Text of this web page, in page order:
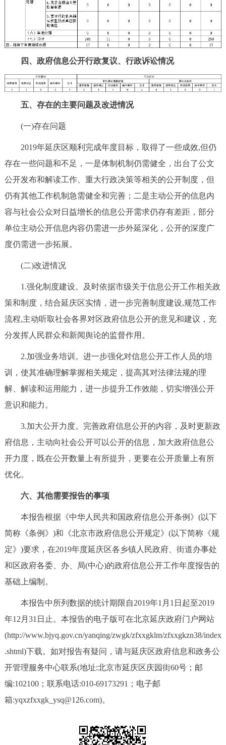
四、政府信息公开行政复议、行政诉讼情况
五、存在的主要问题及改进情况
(一)存在问题
2019年延庆区顺利完成年度目标，取得了一些成效,但仍
存在一些问题和不足，一是体制机制仍需健全，出台了公文
公开发布和解读工作、重大行政决策等相关的公开制度，但
仍有其他工作机制急需健全和完善；二是主动公开的信息内
容与社会公众对日益增长的信息公开需求仍存有差距，部分
单位主动公开信息内容仍需进一步外延深化，公开的深度广
度仍需进一步拓展。
(二)改进情况
1.强化制度建设。及时依据市级关于信息公开工作相关政
策和制度，结合延庆区实情，进一步完善制度建设,规范工作
流程,主动听取社会各界对区政府信息公开的意见和建议，充
分发挥人民群众和新闻舆论的监督作用。
2.加强业务培训。进一步强化对信息公开工作人员的培
训，使其准确理解掌握相关规定，提高其对法律法规的理
解、解读和运用能力，进一步提升工作效能，切实增强公开
意识和能力。
3.加大公开力度。完善政府信息公开的内容，及时更新政
府信息，主动向社会公开可以公开的信息，加大政府信息公
开力度，既在公开数量上有所提升，更要在公开质量上有所
优化。
六、其他需要报告的事项
本报告根据《中华人民共和国政府信息公开条例》(以下
简称《条例》)和《北京市政府信息公开规定》(以下简称《规
定》)要求，在2019年度延庆区各乡镇人民政府、街道办事处
和区政府各委、办、局(中心)的政府信息公开工作年度报告的
基础上编制。
本报告中所列数据的统计期限自2019年1月1日起至2019
年12月31日止。本报告的电子版可在北京延庆政府门户网站
(http://www.bjyq.gov.cn/yanqing/zwgk/zfxxgklm/zfxxgkzn38/index
.shtml)下载。如对报告有疑问，请与延庆区政府信息和政务公
开管理服务中心联系(地址:北京市延庆区庆园街60号；邮
编:102100；联系电话:010-69173291；电子邮
箱:yqxzfxxgk_ysq@126.com)。